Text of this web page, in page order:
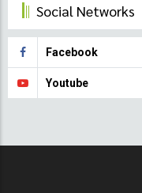
São
Tomé
et
Príncipe
Social Networks
Facebook
Youtube